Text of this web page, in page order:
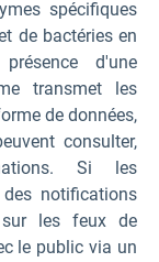
spécifiques
de bactéries en
d'une
transmet les
de données,
consulter,
Si les
notifications
sur les feux de
le public via un